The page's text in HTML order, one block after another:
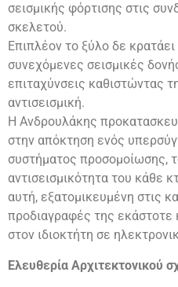
σεισμικής φόρτισης στις
σκελετού.
Επιπλέον το ξύλο δε
συνεχόμενες σεισμικές
επιταχύνσεις καθιστώντας
αντισεισμική.
Η Ανδρουλάκης
στην απόκτηση ενός
συστήματος προσομοίωσης,
αντισεισμικότητα του κάθε
αυτή, εξατομικευμένη στις
προδιαγραφές της εκάστοτε
στον ιδιοκτήτη σε
Ελευθερία Αρχιτεκτονικού